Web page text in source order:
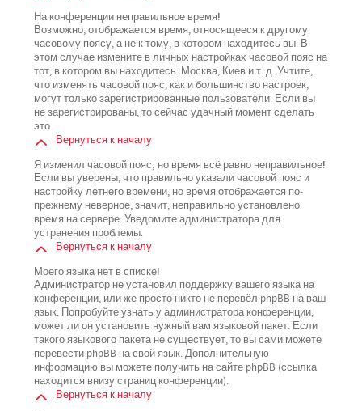
На конференции неправильное время!
Возможно, отображается время, относящееся к другому
часовому поясу, а не к тому, в котором находитесь вы. В
этом случае измените в личных настройках часовой пояс на
тот, в котором вы находитесь: Москва, Киев и т. д. Учтите,
что изменять часовой пояс, как и большинство настроек,
могут только зарегистрированные пользователи. Если вы
не зарегистрированы, то сейчас удачный момент сделать
это.
Вернуться к началу
Я изменил часовой пояс, но время всё равно неправильное!
Если вы уверены, что правильно указали часовой пояс и
настройку летнего времени, но время отображается по-
прежнему неверное, значит, неправильно установлено
время на сервере. Уведомите администратора для
устранения проблемы.
Вернуться к началу
Моего языка нет в списке!
Администратор не установил поддержку вашего языка на
конференции, или же просто никто не перевёл phpBB на ваш
язык. Попробуйте узнать у администратора конференции,
может ли он установить нужный вам языковой пакет. Если
такого языкового пакета не существует, то вы сами можете
перевести phpBB на свой язык. Дополнительную
информацию вы можете получить на сайте phpBB (ссылка
находится внизу страниц конференции).
Вернуться к началу